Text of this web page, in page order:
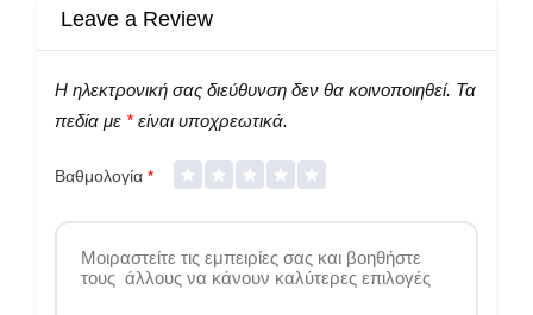
Leave a Review
Η ηλεκτρονική σας διεύθυνση δεν θα κοινοποιηθεί. Τα
πεδία με * είναι υποχρεωτικά.
Βαθμολογία *